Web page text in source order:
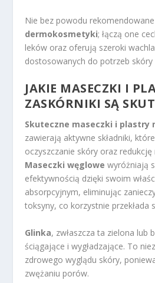
Nie bez powodu
dermokosmetyki; łączą one
leków oraz oferują szeroki
dostosowanych do potrzeb
JAKIE MASECZKI I
ZASKÓRNIKI SĄ
Skuteczne maseczki i plastry
zawierają aktywne składniki,
oczyszczanie skóry oraz
Maseczki węglowe wyróżniają
efektywnością dzięki swoim
absorpcyjnym, eliminując
toksyny, co korzystnie przekłada
Glinka, zwłaszcza ta zielona lub
ściągające i wygładzające. To
zdrowego wyglądu skóry,
zwężaniu porów.